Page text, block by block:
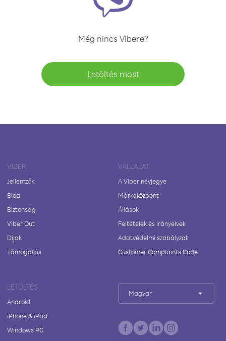
Még nincs Vibere?
Letöltés most
VIBER
Jellemzők
Blog
Biztonság
Viber Out
Díjak
Támogatás
VÁLLALAT
A Viber névjegye
Márkaközpont
Állások
Feltételek és irányelvek
Adatvédelmi szabályzat
Customer Complaints Code
LETÖLTÉS
Android
iPhone & iPad
Windows PC
Magyar